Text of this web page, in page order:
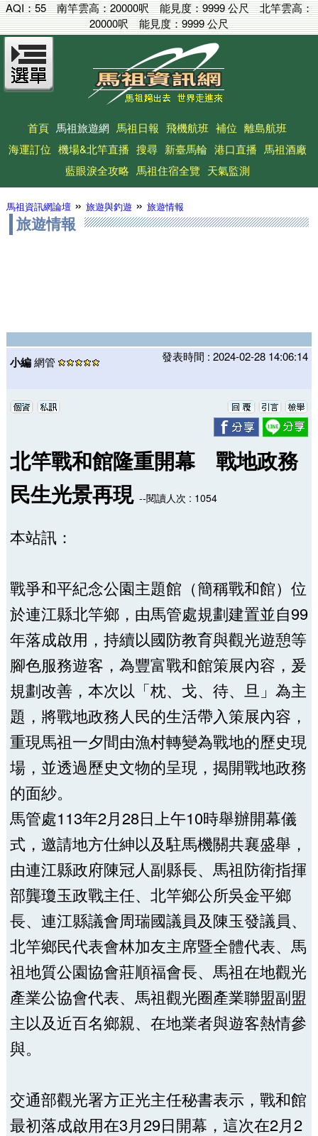
AQI：55 南竿雲高：20000呎能見度：9999 公尺北竿雲高：
20000呎能見度：9999 公尺
首頁 馬祖旅遊網 馬祖日報 飛機航班 補位 離島航班
海運訂位 機場&北竿直播 搜尋 新臺馬輪 港口直播 馬祖酒廠
藍眼淚全攻略 馬祖住宿全覽 天氣監測
馬祖資訊網論壇» 旅遊與釣遊» 旅遊情報
旅遊情報
小編網管 發表時間 : 2024-02-28 14:06:14
北竿戰和館隆重開幕 戰地政務
民生光景再現 --閱讀人次 : 1054
本站訊：
戰爭和平紀念公園主題館（簡稱戰和館）位
於連江縣北竿鄉，由馬管處規劃建置並自99
年落成啟用，持續以國防教育與觀光遊憩等
腳色服務遊客，為豐富戰和館策展內容，爰
規劃改善，本次以「枕、戈、待、旦」為主
題，將戰地政務人民的生活帶入策展內容，
重現馬祖一夕間由漁村轉變為戰地的歷史現
場，並透過歷史文物的呈現，揭開戰地政務
的面紗。
馬管處113年2月28日上午10時舉辦開幕儀
式，邀請地方仕紳以及駐馬機關共襄盛舉，
由連江縣政府陳冠人副縣長、馬祖防衛指揮
部龔瓊玉政戰主任、北竿鄉公所吳金平鄉
長、連江縣議會周瑞國議員及陳玉發議員、
北竿鄉民代表會林加友主席暨全體代表、馬
祖地質公園協會莊順福會長、馬祖在地觀光
產業公協會代表、馬祖觀光圈產業聯盟副盟
主以及近百名鄉親、在地業者與遊客熱情參
與。
交通部觀光署方正光主任秘書表示，戰和館
最初落成啟用在3月29日開幕，這次在2月2